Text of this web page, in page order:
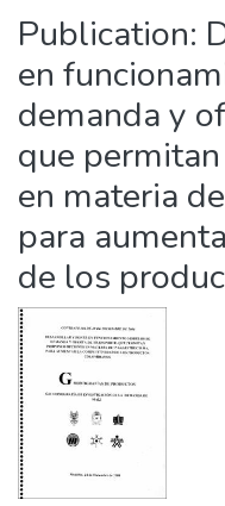
Publication:
en
demanda y
que
en materia
para
de los